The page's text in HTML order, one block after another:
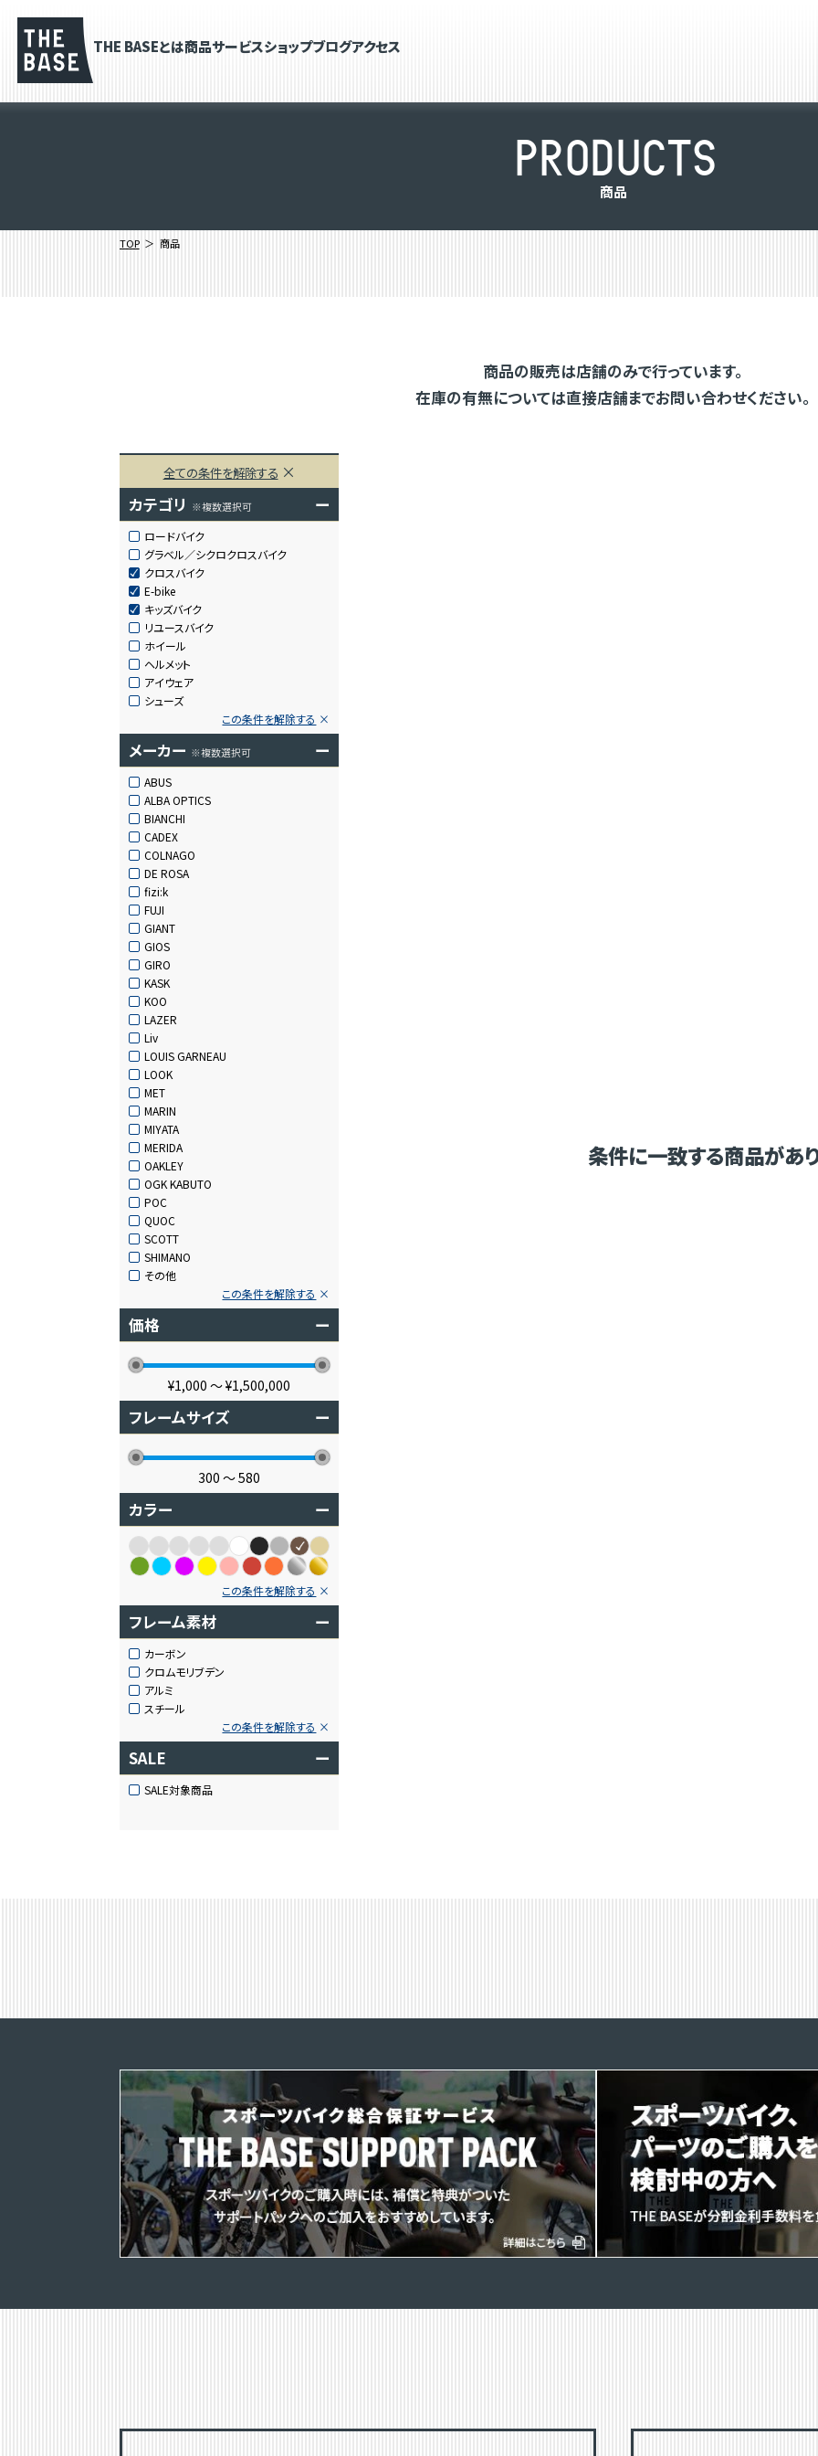
THE BASEとは商品サービスショップブログアクセス
PRODUCTS
商品
TOP 商品
商品の販売は店舗のみで行っています。
在庫の有無については直接店舗までお問い合わせください。
全ての条件を解除する
カテゴリ ※複数選択可 ー
ロードバイク
グラベル／シクロクロスバイク
クロスバイク
E-bike
キッズバイク
リユースバイク
ホイール
ヘルメット
アイウェア
シューズ
この条件を解除する
メーカー ※複数選択可 ー
ABUS
ALBA OPTICS
BIANCHI
CADEX
COLNAGO
DE ROSA
fizi:k
FUJI
GIANT
GIOS
GIRO
KASK
KOO
LAZER
Liv
LOUIS GARNEAU
LOOK
MET
MARIN
MIYATA
MERIDA
OAKLEY
OGK KABUTO
POC
QUOC
SCOTT
SHIMANO
その他
この条件を解除する
価格 ー
¥1,000 〜¥1,500,000
フレームサイズ ー
300 〜580
カラー ー
この条件を解除する
フレーム素材 ー
カーボン
クロムモリブデン
アルミ
スチール
この条件を解除する
SALE ー
SALE対象商品
条件に一致する商品があ